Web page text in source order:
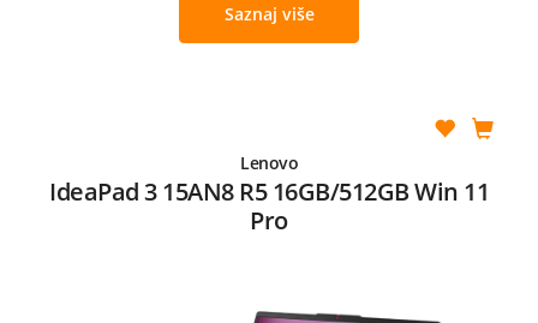
Saznaj više
Lenovo
IdeaPad 3 15AN8 R5 16GB/512GB Win 11
Pro